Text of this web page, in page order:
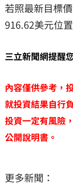
若照最新目標
916.62美元位
三立新聞網提醒
內容僅供參考，
就投資結果自行
投資一定有風險
公開說明書。
更多新聞：